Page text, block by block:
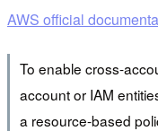
AWS official
To enable cross-
account or IAM
a resource-based